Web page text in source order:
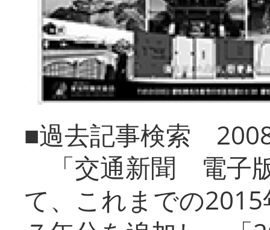
■過去記事検索
「交通新聞 電子
て、これまでの